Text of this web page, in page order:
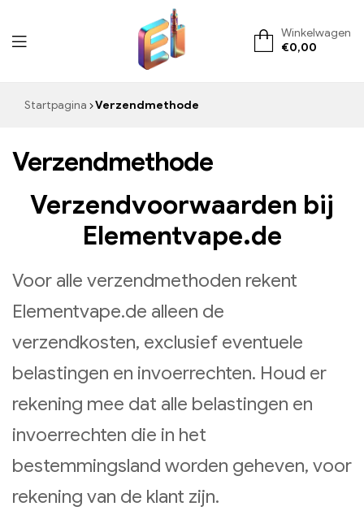
ElementVape.de
Winkelwagen
€0,00
Startpagina Verzendmethode
Verzendmethode
Verzendvoorwaarden bij
Elementvape.de
Voor alle verzendmethoden rekent
Elementvape.de alleen de
verzendkosten, exclusief eventuele
belastingen en invoerrechten. Houd er
rekening mee dat alle belastingen en
invoerrechten die in het
bestemmingsland worden geheven, voor
rekening van de klant zijn.